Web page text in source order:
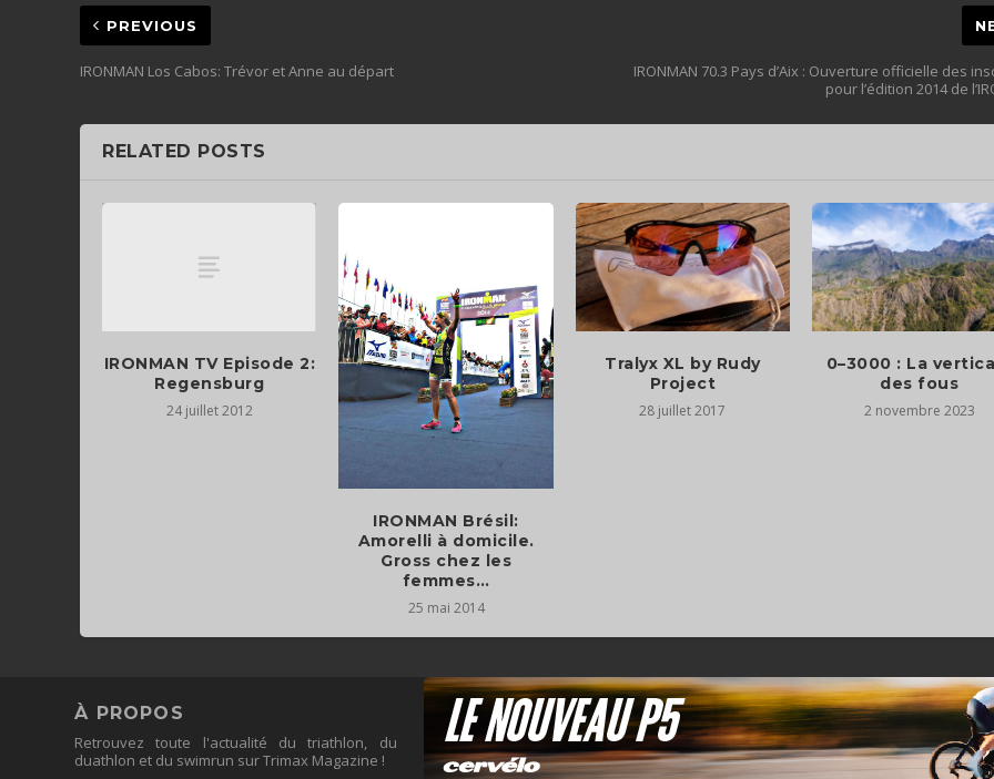
PREVIOUS
IRONMAN Los Cabos: Trévor et Anne au départ
IRONMAN 70.3 Pays d’Aix : Ouverture officielle des
pour l’édition 2014 de
RELATED POSTS
IRONMAN TV Episode 2:
Regensburg
24 juillet 2012
IRONMAN Brésil:
Amorelli à domicile.
Gross chez les
femmes…
25 mai 2014
Tralyx XL by Rudy
Project
28 juillet 2017
0–3000 : La
des fous
2 novembre 2023
À PROPOS
Retrouvez toute l'actualité du triathlon, du
duathlon et du swimrun sur Trimax Magazine !